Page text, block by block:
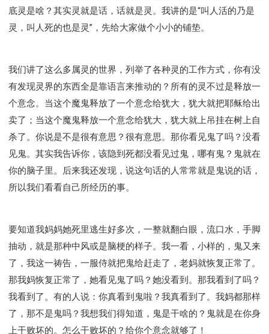
赶鬼系列
认识魔鬼的诡计
神所喜悦的人
彰显神愤怒的器皿
新时代基督教变革研讨会
属灵人的好习惯
打开天上祝福的窗口
神迹系列
愚蠢系列
胜过撒但系列
得胜的性格
耶和华是我的牧者
谨慎系列
快乐地活着
恩典和真理系列
001B课程 - 解开迷思课程
001C课程 - 灵界故事
004课程 - 华人命定神学理念
301课程 - 领袖实操课程
302课程 - 新人接待
308课程 - 牧养理论基础培训
Y131课程 - 主动学习
Y132课程 - 职业策划
Y133课程 - 活出丰盛
Y134课程 - 动手实验室
Y135课程 - 做人做事
Y136课程 - 如何学习
研习会01 - 医治释放
研习会01 - 如何读圣经
研习会01 - 得着命定成为祝福
底灵是啥？其实灵就是话，话就是灵。我讲的是“叫人活的乃是
灵，叫人死的也是灵”，先给大家做个小小的铺垫。
我们讲了这么多属灵的世界，列举了各种灵的工作方式，你有没
有发现灵界的东西全是靠语言来推动的？所有的灵不过是释放一
个意念。当这个魔鬼释放了一个意念给犹大，犹大就把耶稣给出
卖了；当这个魔鬼释放一个意念给犹大，犹大就上吊挂在树上自
杀了。你说是不是很有意思？很有意思。那你看见鬼了吗？没看
见鬼。其实我告诉你，该隐到死都没看见过鬼，哪有鬼？鬼就在
你的脑子里。后来我还发现，说这句话的人常常就是鬼说的话，
所以我们看看自己所经历的事。
要知道我妈妈她死里逃生好多次，一整就翻白眼，流口水，手脚
抽动，就是那种中风或是脑梗的样子。我一看，小样的，鬼又来
了，我这一祷告，一服侍就把鬼给赶走了，老妈就恢复正常了。
那我妈恢复正常了，她看见鬼了吗？她没看到。那我看到了吗？
我看到了。有的人说：你真看到鬼啦？我真看到了。我妈都那样
了，那不是鬼吗？我想我们得知道，鬼是干啥的？鬼就是在你身
上干败坏的。怎么干败坏的？给你个意念就够了！